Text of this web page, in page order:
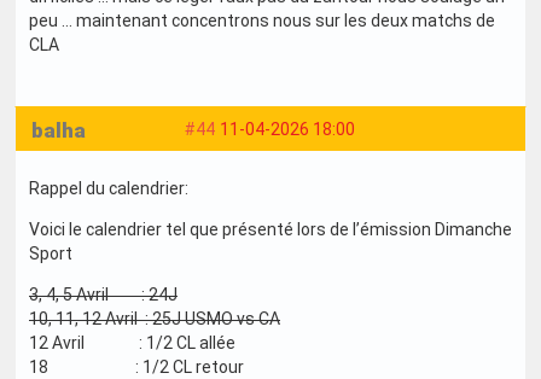
peu … maintenant concentrons nous sur les deux matchs de
CLA
#44 11-04-2026 18:00
balha
Rappel du calendrier:
Voici le calendrier tel que présenté lors de l’émission Dimanche
Sport
3, 4, 5 Avril : 24J
10, 11, 12 Avril : 25J USMO vs CA
12 Avril : 1/2 CL allée
18 : 1/2 CL retour